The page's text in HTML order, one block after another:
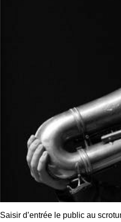
Saisir d’entrée le public au